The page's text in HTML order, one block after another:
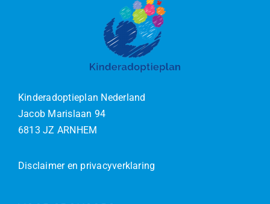
Kinderadoptieplan Nederland
Jacob Marislaan 94
6813 JZ ARNHEM
Disclaimer en privacyverklaring